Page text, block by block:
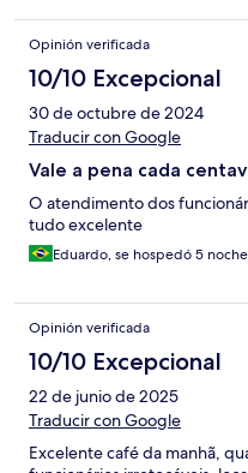
Opinión verificada
10/10 Excepcional
30 de octubre de 2024
Traducir con Google
Vale a pena cada
O atendimento dos
tudo excelente
Eduardo, se hospedó 5
Opinión verificada
10/10 Excepcional
22 de junio de 2025
Traducir con Google
Excelente café da manhã,